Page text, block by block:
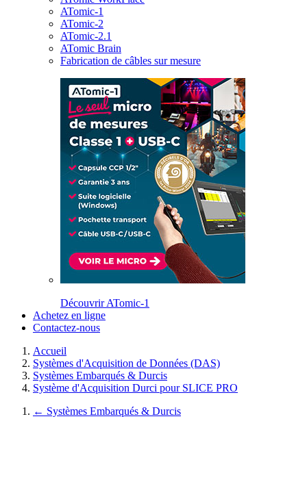
ATomic-1
ATomic-2
ATomic-2.1
ATomic Brain
Fabrication de câbles sur mesure
Découvrir ATomic-1
Achetez en ligne
Contactez-nous
Accueil
Systèmes d'Acquisition de Données (DAS)
Systèmes Embarqués & Durcis
Système d'Acquisition Durci pour SLICE PRO
← Systèmes Embarqués & Durcis